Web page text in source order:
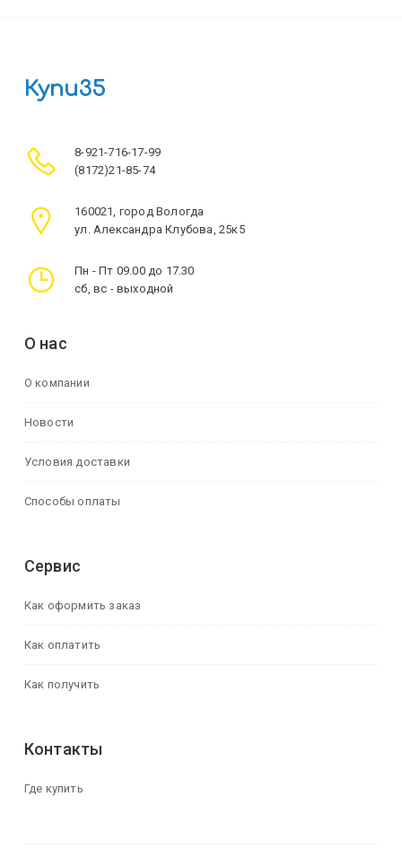
Купи35
8-921-716-17-99
(8172)21-85-74
160021, город Вологда
ул. Александра Клубова, 25к5
Пн - Пт 09.00 до 17.30
сб, вс - выходной
О нас
О компании
Новости
Условия доставки
Способы оплаты
Сервис
Как оформить заказ
Как оплатить
Как получить
Контакты
Где купить